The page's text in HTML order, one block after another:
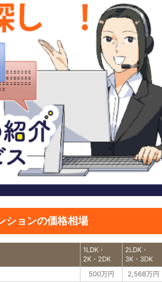
ションの価格相場
1LDK・
2K・2DK
2LDK・
3K・3DK
500万円 2,568万円